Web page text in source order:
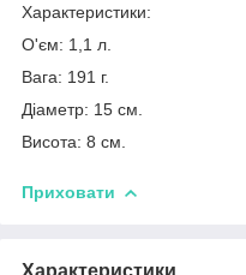
Характеристики:
О'єм: 1,1 л.
Вага: 191 г.
Діаметр: 15 см.
Висота: 8 см.
Приховати
Характеристики